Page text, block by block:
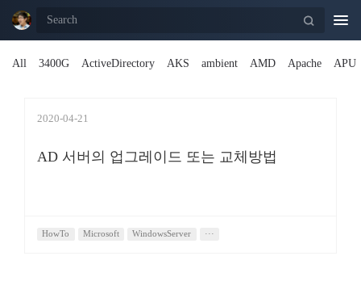
All
3400G ActiveDirectory AKS ambient AMD Apache APU
2020-04-21
AD 서버의 업그레이드 또는 교체방법
HowTo Microsoft WindowsServer ···